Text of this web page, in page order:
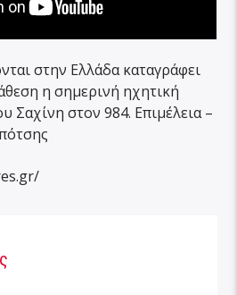
στην Ελλάδα καταγράφει
η σημερινή ηχητική
Σαχίνη στον 984. Επιμέλεια –